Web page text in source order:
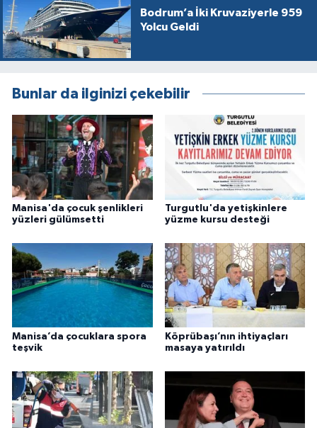
Bodrum’a İki Kruvaziyerle 959
Yolcu Geldi
Bunlar da ilginizi çekebilir
Manisa'da çocuk şenlikleri
yüzleri gülümsetti
Turgutlu'da yetişkinlere
yüzme kursu desteği
Manisa’da çocuklara spora
teşvik
Köprübaşı’nın ihtiyaçları
masaya yatırıldı